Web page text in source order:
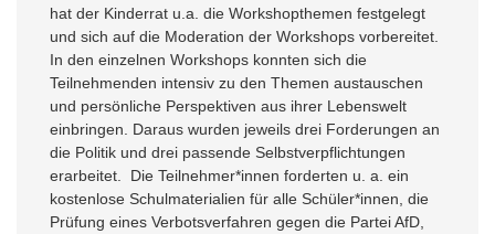
hat der Kinderrat u.a. die Workshopthemen festgelegt
und sich auf die Moderation der Workshops vorbereitet.
In den einzelnen Workshops konnten sich die
Teilnehmenden intensiv zu den Themen austauschen
und persönliche Perspektiven aus ihrer Lebenswelt
einbringen. Daraus wurden jeweils drei Forderungen an
die Politik und drei passende Selbstverpflichtungen
erarbeitet. Die Teilnehmer*innen forderten u. a. ein
kostenlose Schulmaterialien für alle Schüler*innen, die
Prüfung eines Verbotsverfahren gegen die Partei AfD,